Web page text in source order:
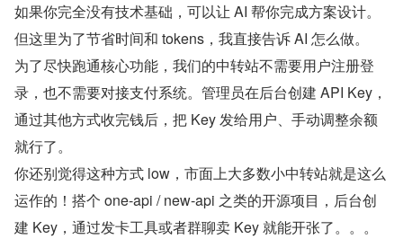
如果你完全没有技术基础，可以让 AI 帮你完成方案设计。
但这里为了节省时间和 tokens，我直接告诉 AI 怎么做。
为了尽快跑通核心功能，我们的中转站不需要用户注册登
录，也不需要对接支付系统。管理员在后台创建 API Key，
通过其他方式收完钱后，把 Key 发给用户、手动调整余额
就行了。
你还别觉得这种方式 low，市面上大多数小中转站就是这么
运作的！搭个 one-api / new-api 之类的开源项目，后台创
建 Key，通过发卡工具或者群聊卖 Key 就能开张了。。。